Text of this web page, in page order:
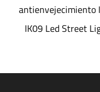
antienvejecimiento IP66
IK09 Led Street Light